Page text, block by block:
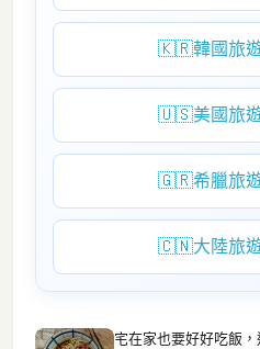
🇰🇷韓國旅
🇺🇸美國旅
🇬🇷希臘旅
🇨🇳大陸旅
宅在家也要好好吃飯